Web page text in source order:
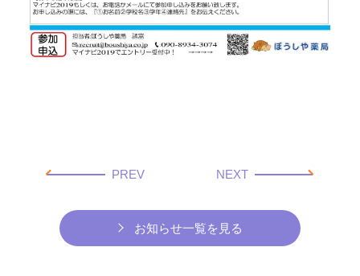
PREV
お知らせ一覧を見る
NEXT